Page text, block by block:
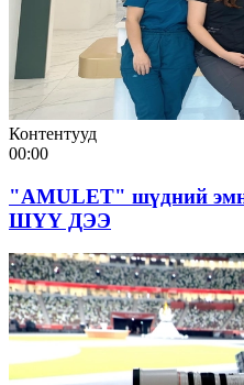
Контентууд
00:00
"AMULET" шүдний
ШҮҮ ДЭЭ